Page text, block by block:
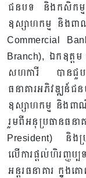
ជនបទ និងកសិកម្ម
ឧស្សាហកម្ម និងពា
Commercial
Branch), ឯកឧត្ត
សហការី បានជួបពិភ
ធនាគារអភិវឌ្ឍ
ឧស្សាហកម្ម និងពា
រួមពីអនុប្រធានធ
President) និងប្
លើការផ្តល់ហិរញ្ញប្
អន្តរធនាគារ ក្នុង